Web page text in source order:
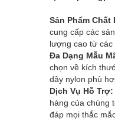
Sản Phẩm
cung cấp các
lượng cao từ các
Đa Dạng Mẫu
chọn về kích
dây nylon phù
Dịch Vụ Hỗ Trợ:
hàng của chúng
đáp mọi thắc